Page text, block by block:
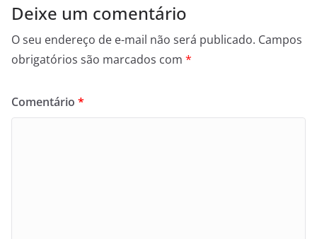
Deixe um comentário
O seu endereço de e-mail não será publicado. Campos
obrigatórios são marcados com *
Comentário *